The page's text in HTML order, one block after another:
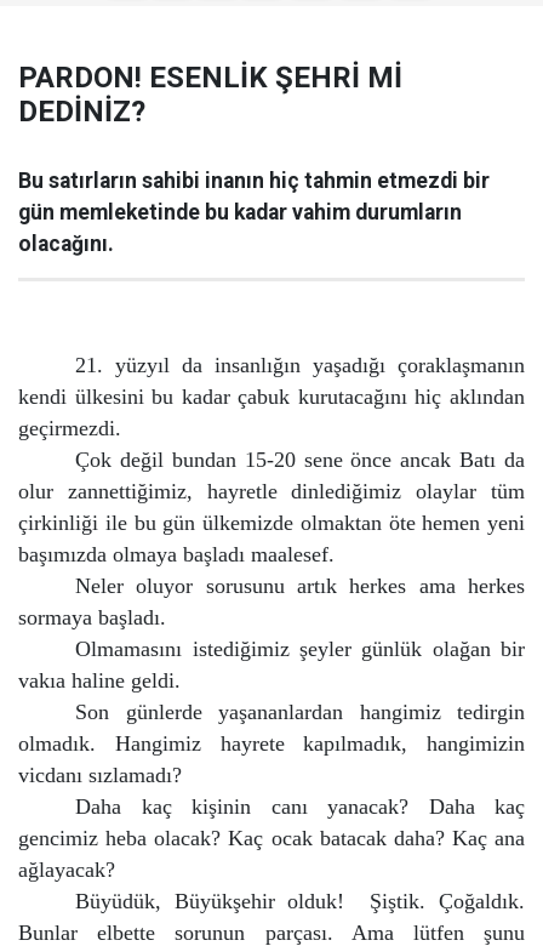
PARDON! ESENLİK ŞEHRİ Mİ
DEDİNİZ?
Bu satırların sahibi inanın hiç tahmin etmezdi bir
gün memleketinde bu kadar vahim durumların
olacağını.
21. yüzyıl da insanlığın yaşadığı çoraklaşmanın
kendi ülkesini bu kadar çabuk kurutacağını hiç aklından
geçirmezdi.
Çok değil bundan 15-20 sene önce ancak Batı da
olur zannettiğimiz, hayretle dinlediğimiz olaylar tüm
çirkinliği ile bu gün ülkemizde olmaktan öte hemen yeni
başımızda olmaya başladı maalesef.
Neler oluyor sorusunu artık herkes ama herkes
sormaya başladı.
Olmamasını istediğimiz şeyler günlük olağan bir
vakıa haline geldi.
Son günlerde yaşananlardan hangimiz tedirgin
olmadık. Hangimiz hayrete kapılmadık, hangimizin
vicdanı sızlamadı?
Daha kaç kişinin canı yanacak? Daha kaç
gencimiz heba olacak? Kaç ocak batacak daha? Kaç ana
ağlayacak?
Büyüdük, Büyükşehir olduk!
Şiştik. Çoğaldık.
Bunlar elbette sorunun parçası. Ama lütfen şunu